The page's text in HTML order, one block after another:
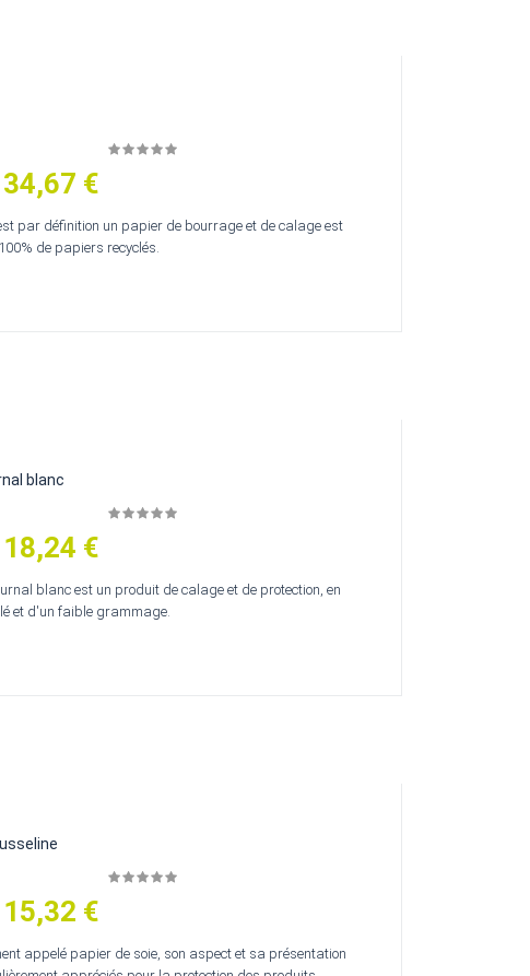
Prix
34,67 €
par définition un papier de bourrage et de calage est
de papiers recyclés.
blanc
Prix
18,24 €
blanc est un produit de calage et de protection, en
et d'un faible grammage.
Prix
15,32 €
appelé papier de soie, son aspect et sa présentation